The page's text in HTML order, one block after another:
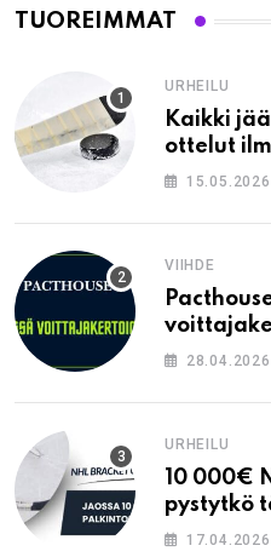
TUOREIMMAT
URHEILU
Kaikki
ottelut
15.05.2026
VIIHDE
28.04.2026
URHEILU
10 000€
pystytkö
oikein?
17.04.2026